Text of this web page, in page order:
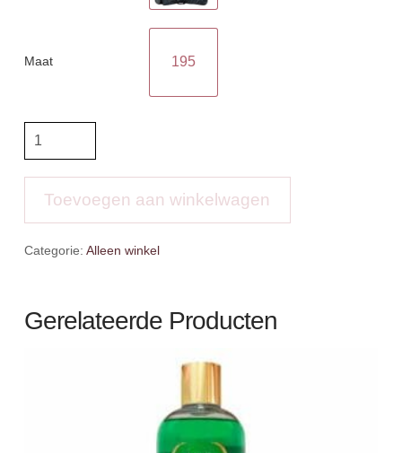
Maat 195
hals
aantal
Toevoegen aan winkelwagen
Categorie: Alleen winkel
Gerelateerde Producten